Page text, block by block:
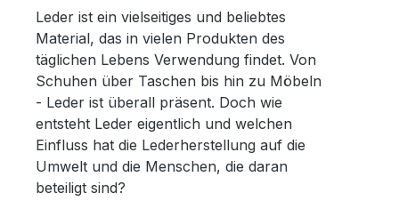
Leder ist ein vielseitiges und beliebtes
Material, das in vielen Produkten des
täglichen Lebens Verwendung findet. Von
Schuhen über Taschen bis hin zu Möbeln
- Leder ist überall präsent. Doch wie
entsteht Leder eigentlich und welchen
Einfluss hat die Lederherstellung auf die
Umwelt und die Menschen, die daran
beteiligt sind?